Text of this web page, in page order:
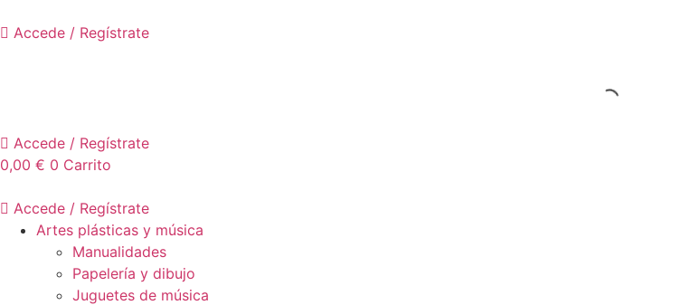
al Accede / Regístrate
Accede / Regístrate
0,00 € 0 Carrito
Accede / Regístrate
Artes plásticas y música
Manualidades
Papelería y dibujo
Juguetes de música